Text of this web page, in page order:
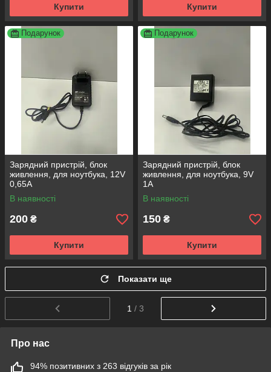
Купити Купити
Подарунок
Зарядний пристрій, блок
живлення, для ноутбука, 12V
0,65А
В наявності
200 ₴
Купити
Подарунок
Зарядний пристрій, блок
живлення, для ноутбука, 9V
1А
В наявності
150 ₴
Купити
Показати ще
1 / 3
Про нас
94% позитивних з 263 відгуків за рік